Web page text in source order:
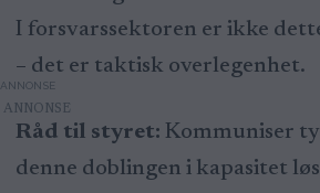
I forsvarssektoren er ikke
– det er taktisk overlegenhet.
ANNONSE
Råd til styret: Kommuniser
denne doblingen i kapasitet